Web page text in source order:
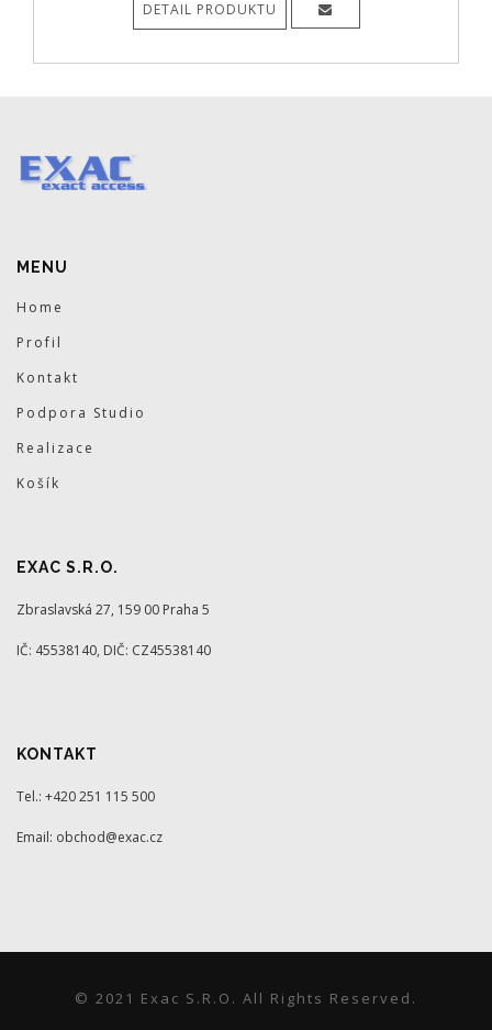
DETAIL PRODUKTU
MENU
Home
Profil
Kontakt
Podpora Studio
Realizace
Košík
EXAC S.R.O.
Zbraslavská 27, 159 00 Praha 5
IČ: 45538140, DIČ: CZ45538140
KONTAKT
Tel.: +420 251 115 500
Email: obchod@exac.cz
© 2021 Exac S.r.o. All Rights Reserved.